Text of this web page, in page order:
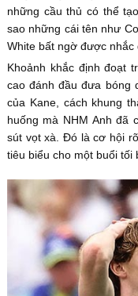
những cầu thủ có thể
sao những cái tên như
White bất ngờ được nhắc
Khoảnh khắc định đoạt
cao đánh đầu đưa bóng
của Kane, cách khung
huống mà NHM Anh đã
sút vọt xà. Đó là cơ hội
tiêu biểu cho một buổi tối